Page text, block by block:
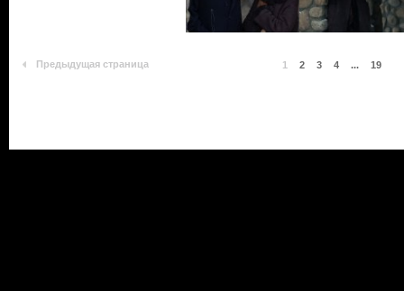
Предыдущая страница 1 2 3 4 ... 19